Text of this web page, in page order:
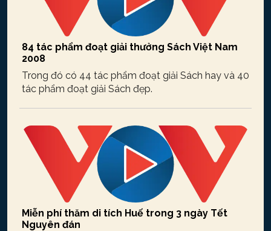
84 tác phẩm đoạt giải thưởng Sách Việt Nam
2008
Trong đó có 44 tác phẩm đoạt giải Sách hay và 40
tác phẩm đoạt giải Sách đẹp.
Miễn phí thăm di tích Huế trong 3 ngày Tết
Nguyên đán